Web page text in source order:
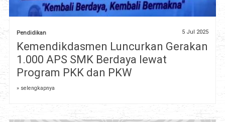
Pendidikan 5 Jul 2025
Kemendikdasmen Luncurkan Gerakan
1.000 APS SMK Berdaya lewat
Program PKK dan PKW
» selengkapnya